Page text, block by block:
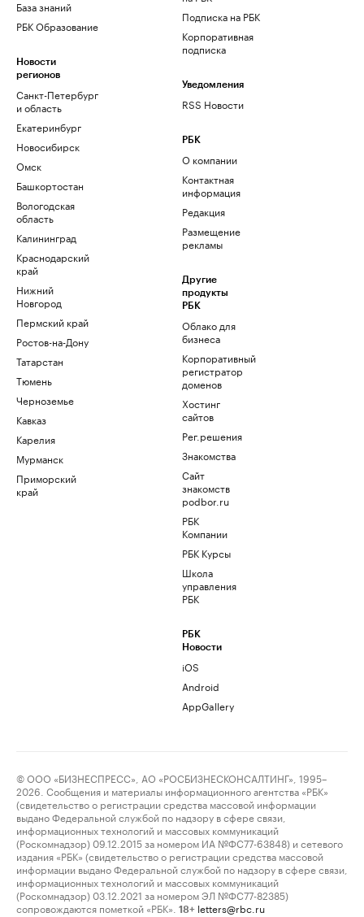
База знаний
РБК Образование
Новости
регионов
Санкт-Петербург
и область
Екатеринбург
Новосибирск
Омск
Башкортостан
Вологодская
область
Калининград
Краснодарский
край
Нижний
Новгород
Пермский край
Ростов-на-Дону
Татарстан
Тюмень
Черноземье
Кавказ
Карелия
Мурманск
Приморский
край
Подписка на РБК
Корпоративная
подписка
Уведомления
RSS Новости
РБК
О компании
Контактная
информация
Редакция
Размещение
рекламы
Другие
продукты
РБК
Облако для
бизнеса
Корпоративный
регистратор
доменов
Хостинг
сайтов
Рег.решения
Знакомства
Сайт
знакомств
podbor.ru
РБК
Компании
РБК Курсы
Школа
управления
РБК
РБК
Новости
iOS
Android
AppGallery
© ООО «БИЗНЕСПРЕСС», АО «РОСБИЗНЕСКОНСАЛТИНГ», 1995–
2026. Сообщения и материалы информационного агентства «РБК»
(свидетельство о регистрации средства массовой информации
выдано Федеральной службой по надзору в сфере связи,
информационных технологий и массовых коммуникаций
(Роскомнадзор) 09.12.2015 за номером ИА №ФС77-63848) и сетевого
издания «РБК» (свидетельство о регистрации средства массовой
информации выдано Федеральной службой по надзору в сфере связи,
информационных технологий и массовых коммуникаций
(Роскомнадзор) 03.12.2021 за номером ЭЛ №ФС77-82385)
сопровождаются пометкой «РБК».
18+ letters@rbc.ru